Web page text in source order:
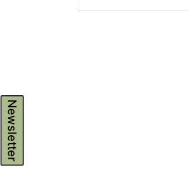
Newsletter